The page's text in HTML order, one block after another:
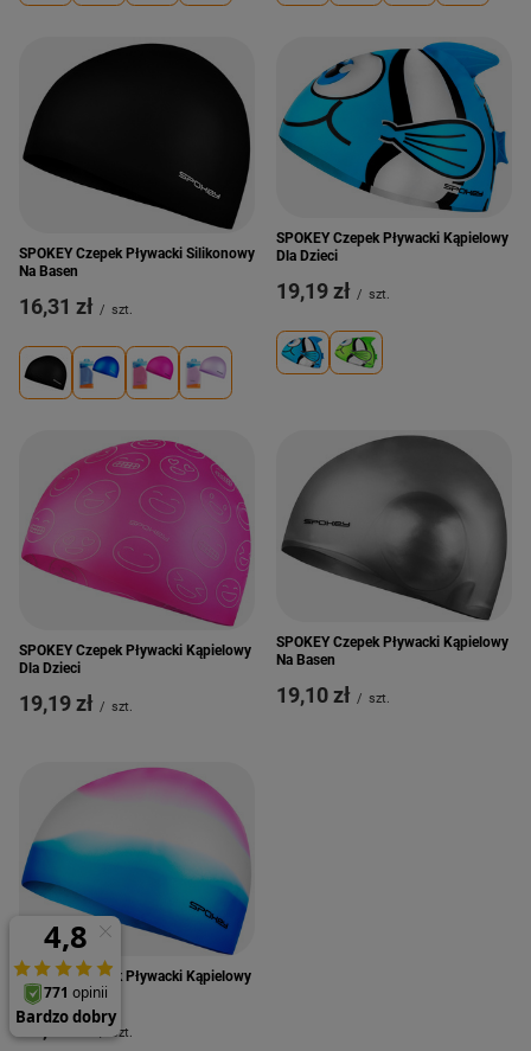
SPOKEY Czepek Pływacki Silikonowy
Na Basen
16,31 zł / szt.
SPOKEY Czepek Pływacki Kąpielowy
Dla Dzieci
19,19 zł / szt.
SPOKEY Czepek Pływacki Kąpielowy
Dla Dzieci
19,19 zł / szt.
SPOKEY Czepek Pływacki Kąpielowy
Na Basen
19,10 zł / szt.
SPOKEY Czepek Pływacki Kąpielowy
Na Basen
19,19 zł szt.